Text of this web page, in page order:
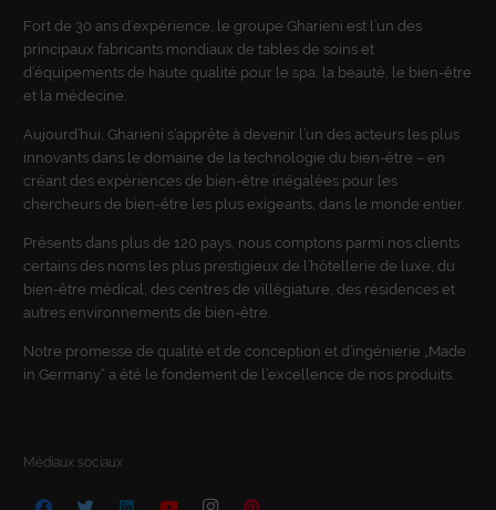
Fort de 30 ans d’expérience, le groupe Gharieni est l’un des
principaux fabricants mondiaux de tables de soins et
d’équipements de haute qualité pour le spa, la beauté, le bien-être
et la médecine.
Aujourd’hui, Gharieni s’apprête à devenir l’un des acteurs les plus
innovants dans le domaine de la technologie du bien-être – en
créant des expériences de bien-être inégalées pour les
chercheurs de bien-être les plus exigeants, dans le monde entier.
Présents dans plus de 120 pays, nous comptons parmi nos clients
certains des noms les plus prestigieux de l’hôtellerie de luxe, du
bien-être médical, des centres de villégiature, des résidences et
autres environnements de bien-être.
Notre promesse de qualité et de conception et d’ingénierie „Made
in Germany“ a été le fondement de l’excellence de nos produits.
Médiaux sociaux